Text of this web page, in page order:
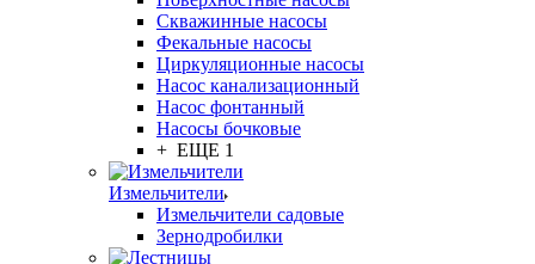
Скважинные насосы
Фекальные насосы
Циркуляционные насосы
Насос канализационный
Насос фонтанный
Насосы бочковые
+ ЕЩЕ 1
Измельчители
Измельчители садовые
Зернодробилки